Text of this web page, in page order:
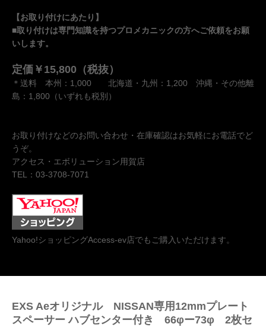
【お取り付けにあたり】
■取り付けは専門知識を持つプロメカニックの方へご依頼をお願
いします。
定価￥15,800（税抜）
＊送料 本州：1,000 北海道・九州：1,200 沖縄・その他離
島：1,800（いずれも税別）
お取り付けなどのお問い合わせ・在庫確認はお気軽にお電話でど
うぞ。
アクセス・エボリューション用賀店
TEL：03-3708-7071
Yahoo!ショッピングAccess-ev店でもご購入いただけます。
EXS Aeオリジナル NISSAN専用12mmプレート
スペーサー ハブセンター付き 66φー73φ 2枚セ